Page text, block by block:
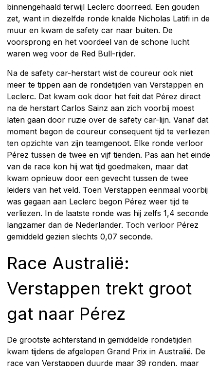
binnengehaald terwijl Leclerc doorreed. Een gouden
zet, want in diezelfde ronde knalde Nicholas Latifi in de
muur en kwam de safety car naar buiten. De
voorsprong en het voordeel van de schone lucht
waren weg voor de Red Bull-rijder.
Na de safety car-herstart wist de coureur ook niet
meer te tippen aan de rondetijden van Verstappen en
Leclerc. Dat kwam ook door het feit dat Pérez direct
na de herstart Carlos Sainz aan zich voorbij moest
laten gaan door ruzie over de safety car-lijn. Vanaf dat
moment begon de coureur consequent tijd te verliezen
ten opzichte van zijn teamgenoot. Elke ronde verloor
Pérez tussen de twee en vijf tienden. Pas aan het einde
van de race kon hij wat tijd goedmaken, maar dat
kwam opnieuw door een gevecht tussen de twee
leiders van het veld. Toen Verstappen eenmaal voorbij
was gegaan aan Leclerc begon Pérez weer tijd te
verliezen. In de laatste ronde was hij zelfs 1,4 seconde
langzamer dan de Nederlander. Toch verloor Pérez
gemiddeld gezien slechts 0,07 seconde.
Race Australië:
Verstappen trekt groot
gat naar Pérez
De grootste achterstand in gemiddelde rondetijden
kwam tijdens de afgelopen Grand Prix in Australië. De
race van Verstappen duurde maar 39 ronden, maar